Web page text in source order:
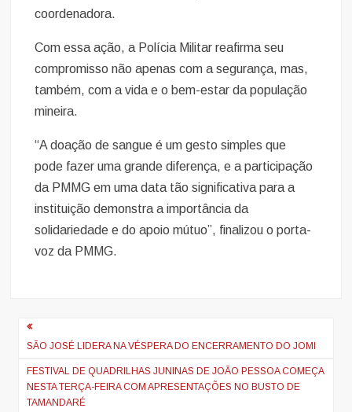
coordenadora.
Com essa ação, a Polícia Militar reafirma seu
compromisso não apenas com a segurança, mas,
também, com a vida e o bem-estar da população
mineira.
“A doação de sangue é um gesto simples que
pode fazer uma grande diferença, e a participação
da PMMG em uma data tão significativa para a
instituição demonstra a importância da
solidariedade e do apoio mútuo”, finalizou o porta-
voz da PMMG.
Navegação
de
artigos
SÃO JOSÉ LIDERA NA VÉSPERA DO ENCERRAMENTO DO JOMI
FESTIVAL DE QUADRILHAS JUNINAS DE JOÃO PESSOA COMEÇA
NESTA TERÇA-FEIRA COM APRESENTAÇÕES NO BUSTO DE
TAMANDARÉ